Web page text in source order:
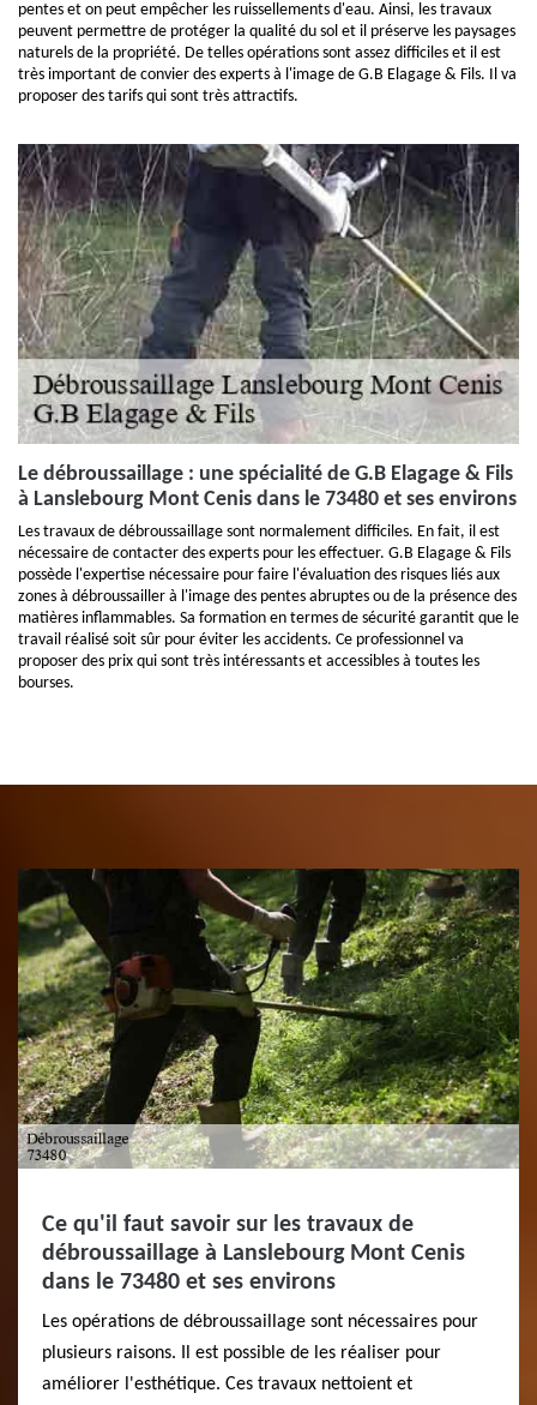
pentes et on peut empêcher les ruissellements d'eau. Ainsi, les travaux
peuvent permettre de protéger la qualité du sol et il préserve les paysages
naturels de la propriété. De telles opérations sont assez difficiles et il est
très important de convier des experts à l'image de G.B Elagage & Fils. Il va
proposer des tarifs qui sont très attractifs.
Le débroussaillage : une spécialité de G.B Elagage & Fils
à Lanslebourg Mont Cenis dans le 73480 et ses environs
Les travaux de débroussaillage sont normalement difficiles. En fait, il est
nécessaire de contacter des experts pour les effectuer. G.B Elagage & Fils
possède l'expertise nécessaire pour faire l'évaluation des risques liés aux
zones à débroussailler à l'image des pentes abruptes ou de la présence des
matières inflammables. Sa formation en termes de sécurité garantit que le
travail réalisé soit sûr pour éviter les accidents. Ce professionnel va
proposer des prix qui sont très intéressants et accessibles à toutes les
bourses.
Ce qu'il faut savoir sur les travaux de
débroussaillage à Lanslebourg Mont Cenis
dans le 73480 et ses environs
Les opérations de débroussaillage sont nécessaires pour
plusieurs raisons. Il est possible de les réaliser pour
améliorer l'esthétique. Ces travaux nettoient et